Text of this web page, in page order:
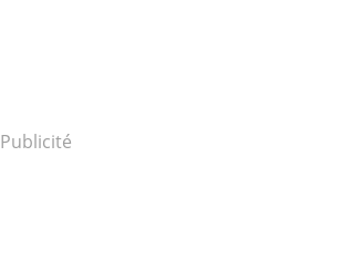
Publicité